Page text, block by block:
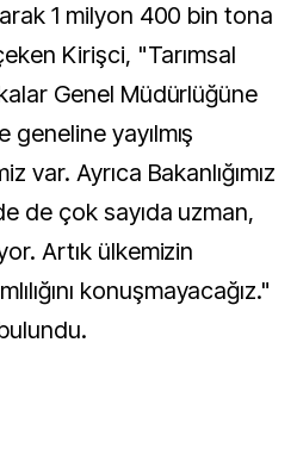
1 milyon 400 bin tona
Kirişci, "Tarımsal
Genel Müdürlüğüne
geneline yayılmış
var. Ayrıca Bakanlığımız
de çok sayıda uzman,
Artık ülkemizin
konuşmayacağız."